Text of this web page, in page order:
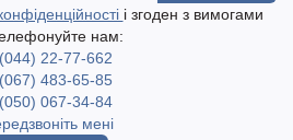
і згоден з вимогами
нам:
(044) 22-77-662
(067) 483-65-85
(050) 067-34-84
мені